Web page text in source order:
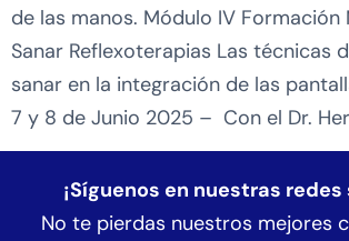
de las manos. Módulo IV Formación
Sanar Reflexoterapias Las técnicas
sanar en la integración de las
7 y 8 de Junio 2025 – Con el Dr.
¡Síguenos en nuestras
No te pierdas nuestros mejores